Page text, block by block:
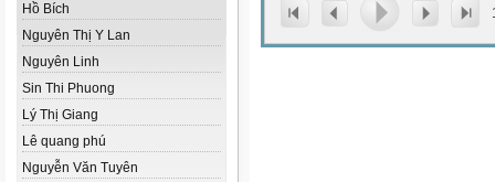
Hồ Bích
Nguyên Thị Y Lan
Nguyên Linh
Sin Thi Phuong
Lý Thị Giang
Lê quang phú
Nguyễn Văn Tuyên